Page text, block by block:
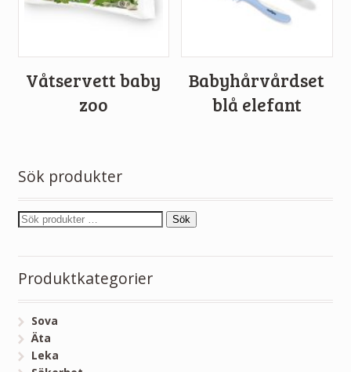
Våtservett baby
zoo
Babyhårvårdset
blå elefant
Sök produkter
Sök
Produktkategorier
Sova
Äta
Leka